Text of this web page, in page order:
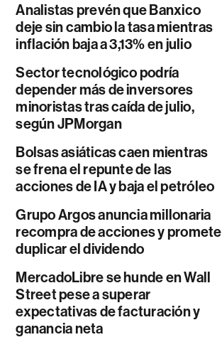
Analistas prevén que Banxico
deje sin cambio la tasa mientras
inflación baja a 3,13% en julio
Sector tecnológico podría
depender más de inversores
minoristas tras caída de julio,
según JPMorgan
Bolsas asiáticas caen mientras
se frena el repunte de las
acciones de IA y baja el petróleo
Grupo Argos anuncia millonaria
recompra de acciones y promete
duplicar el dividendo
MercadoLibre se hunde en Wall
Street pese a superar
expectativas de facturación y
ganancia neta